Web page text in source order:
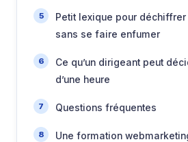
Petit lexique pour
sans se faire enfumer
Ce qu’un dirigeant peut
d’une heure
Questions fréquentes
Une formation